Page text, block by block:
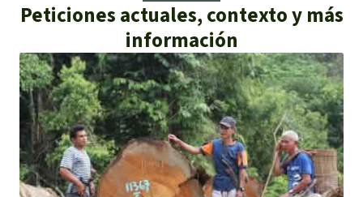
Peticiones actuales, contexto y más
información